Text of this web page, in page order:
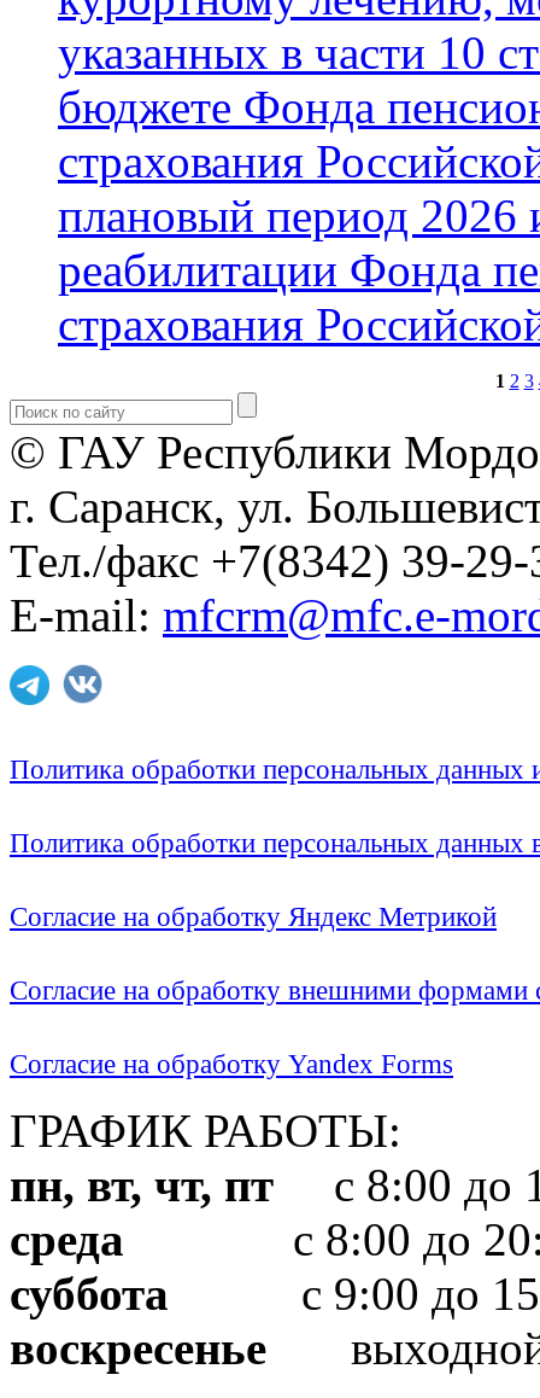
указанных в части 10
бюджете Фонда
страхования
плановый период 2026
реабилитации Фонда
страхования
1 2 3
© ГАУ Республики
г. Саранск, ул.
Тел./факс +7(8342) 39-29-
E-mail: mfcrm@mfc.e-
Политика обработки персональных
Политика обработки персональных
Согласие на обработку Яндекс Метрикой
Согласие на обработку внешними формами
Согласие на обработку Yandex Forms
ГРАФИК РАБОТЫ:
пн, вт, чт, пт с 8:00 до
среда с 8:00 до
суббота с 9:00 до
воскресенье